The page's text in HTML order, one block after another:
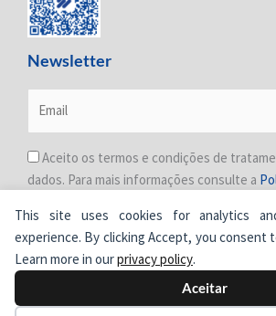
This site uses cookies for analytics
experience. By clicking Accept, you consent
Learn more in ourprivacy policy.
Aceitar
Newsletter
Aceito os termos e condições de
dados. Para mais informações consulte a
© Cimertex.Todos os direitos